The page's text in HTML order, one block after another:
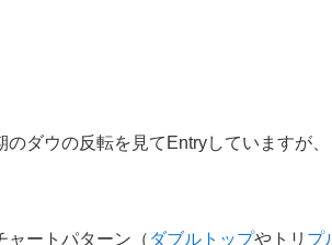
のダウの反転を見てEntryしていますが
ャートパターン（ ダブルトップやトリ プ